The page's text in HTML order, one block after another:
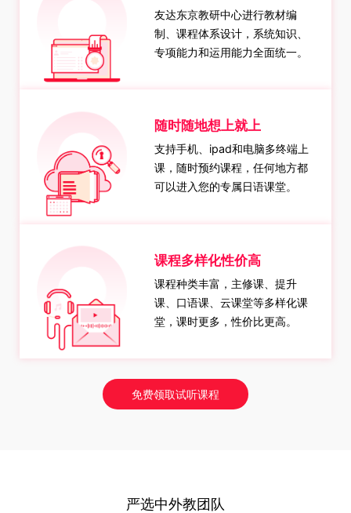
友达东京教研中心进行教材编
制、课程体系设计，系统知识、
专项能力和运用能力全面统一。
随时随地想上就上
支持手机、ipad和电脑多终端上
课，随时预约课程，任何地方都
可以进入您的专属日语课堂。
课程多样化性价高
课程种类丰富，主修课、提升
课、口语课、云课堂等多样化课
堂，课时更多，性价比更高。
免费领取试听课程
严选中外教团队